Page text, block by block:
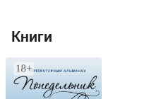
Книги